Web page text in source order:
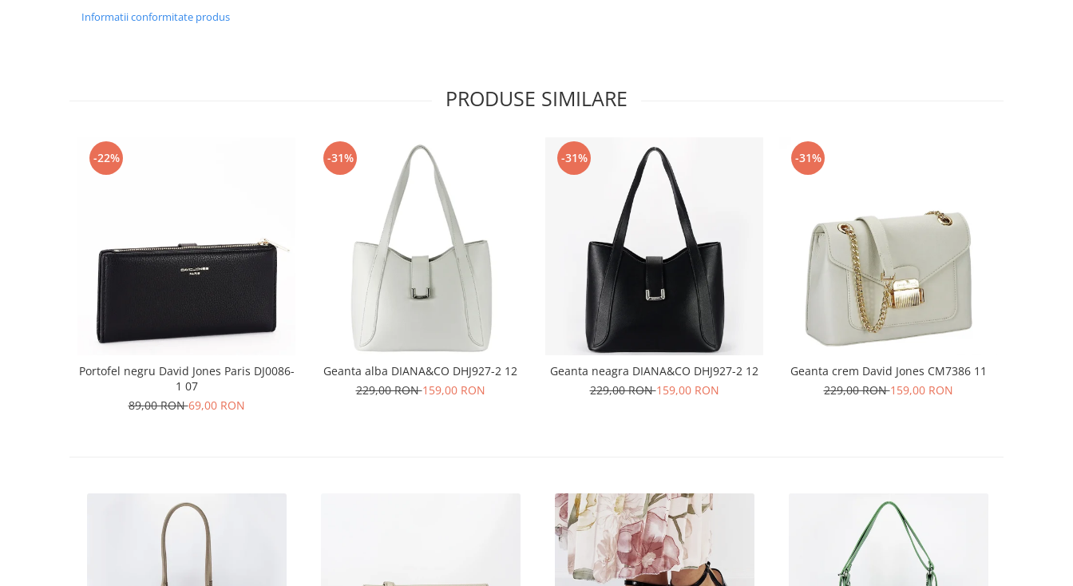
Informatii conformitate produs
PRODUSE SIMILARE
-22%
Portofel negru David Jones Paris DJ0086-
1 07
89,00 RON69,00 RON
-31%
Geanta alba DIANA&CO DHJ927-2 12
229,00 RON159,00 RON
-31%
Geanta neagra DIANA&CO DHJ927-2 12
229,00 RON159,00 RON
-31%
Geanta crem David Jones CM7386 11
229,00 RON159,00 RON